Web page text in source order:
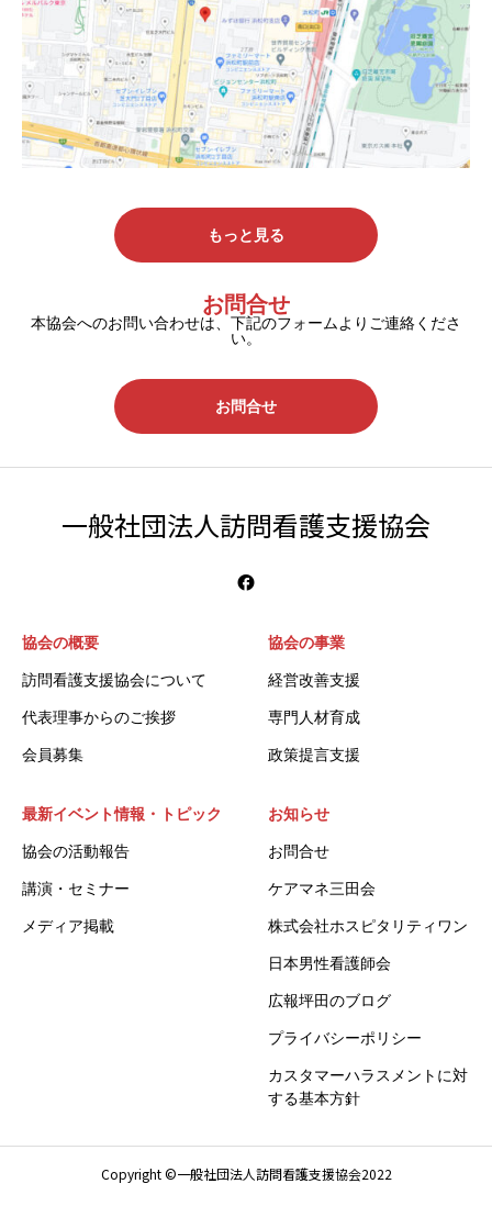
もっと見る
お問合せ
本協会へのお問い合わせは、下記のフォームよりご連絡くださ
い。
お問合せ
一般社団法人訪問看護支援協会
協会の概要
訪問看護支援協会について
代表理事からのご挨拶
会員募集
協会の事業
経営改善支援
専門人材育成
政策提言支援
最新イベント情報・トピック
協会の活動報告
講演・セミナー
メディア掲載
お知らせ
お問合せ
ケアマネ三田会
株式会社ホスピタリティワン
日本男性看護師会
広報坪田のブログ
プライバシーポリシー
カスタマーハラスメントに対
する基本方針
Copyright ©一般社団法人訪問看護支援協会2022